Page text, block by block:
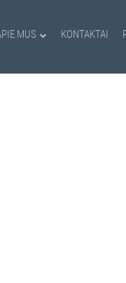
MUS KONTAKTAI